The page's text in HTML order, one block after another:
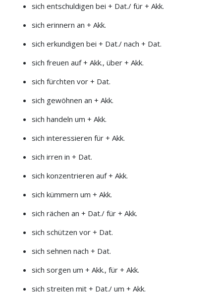
sich entschuldigen bei + Dat./ für + Akk.
sich erinnern an + Akk.
sich erkundigen bei + Dat./ nach + Dat.
sich freuen auf + Akk., über + Akk.
sich fürchten vor + Dat.
sich gewöhnen an + Akk.
sich handeln um + Akk.
sich interessieren für + Akk.
sich irren in + Dat.
sich konzentrieren auf + Akk.
sich kümmern um + Akk.
sich rächen an + Dat./ für + Akk.
sich schützen vor + Dat.
sich sehnen nach + Dat.
sich sorgen um + Akk., für + Akk.
sich streiten mit + Dat./ um + Akk.